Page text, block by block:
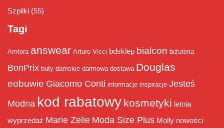
Szpilki (55)
Tagi
Amfora answear Arturo Vicci bdsklep bialcon biżuteria
BonPrix buty damskie darmowa dostawa Douglas
eobuwie Giacomo Conti informacje inspiracje Jesteś
Modna kod rabatowy kosmetyki letnia
wyprzedaż Marie Zelie Moda Size Plus Molly nowości